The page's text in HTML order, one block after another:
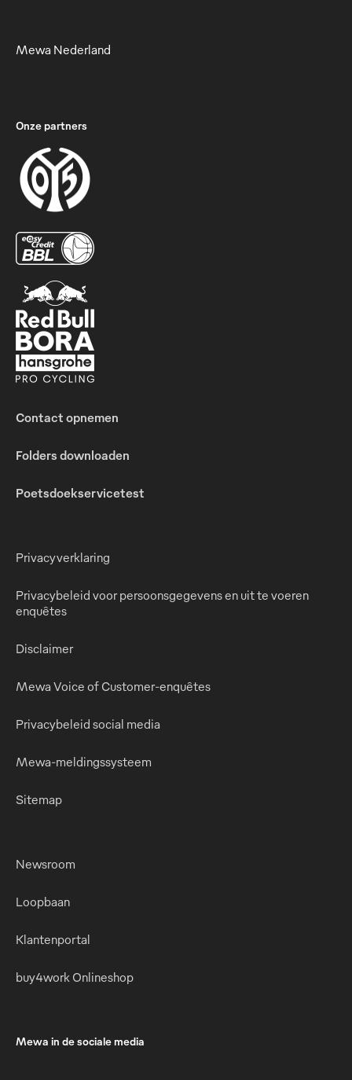
Mewa Nederland
Onze partners
Contact opnemen
Folders downloaden
Poetsdoekservicetest
Privacyverklaring
Privacybeleid voor persoonsgegevens en uit te voeren
enquêtes
Disclaimer
Mewa Voice of Customer-enquêtes
Privacybeleid social media
Mewa-meldingssysteem
Sitemap
Newsroom
Loopbaan
Klantenportal
buy4work Onlineshop
Mewa in de sociale media